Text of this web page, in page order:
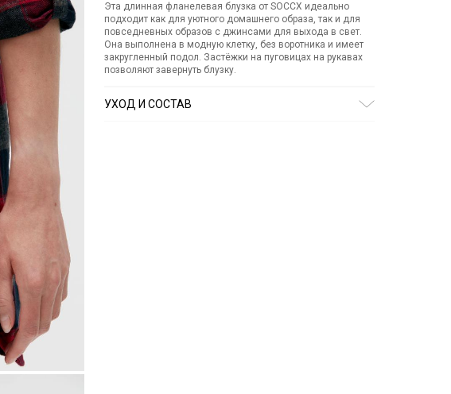
Эта длинная фланелевая блузка от SOCCX идеально
подходит как для уютного домашнего образа, так и для
повседневных образов с джинсами для выхода в свет.
Она выполнена в модную клетку, без воротника и имеет
закругленный подол. Застёжки на пуговицах на рукавах
позволяют завернуть блузку.
УХОД И СОСТАВ